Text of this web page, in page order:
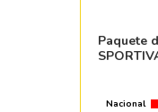
Paquete
Nacional